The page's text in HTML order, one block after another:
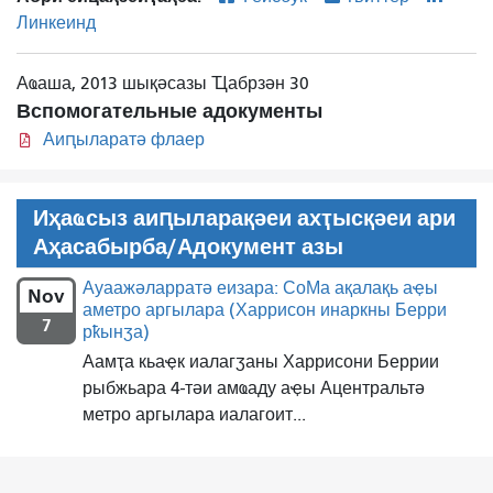
Линкеинд
Аҩаша, 2013 шықәсазы Ҵабрзән 30
Вспомогательные адокументы
Аиԥыларатә флаер
Иҳаҩсыз аиԥыларақәеи ахҭысқәеи ари
Аҳасабырба/Адокумент азы
Nov
7
Ауаажәларратә еизара: СоМа ақалақь аҿы
аметро аргылара (Харрисон инаркны Берри
рҟынӡа)
Аамҭа кьаҿк иалагӡаны Харрисони Беррии
рыбжьара 4-тәи амҩаду аҿы Ацентральтә
метро аргылара иалагоит...